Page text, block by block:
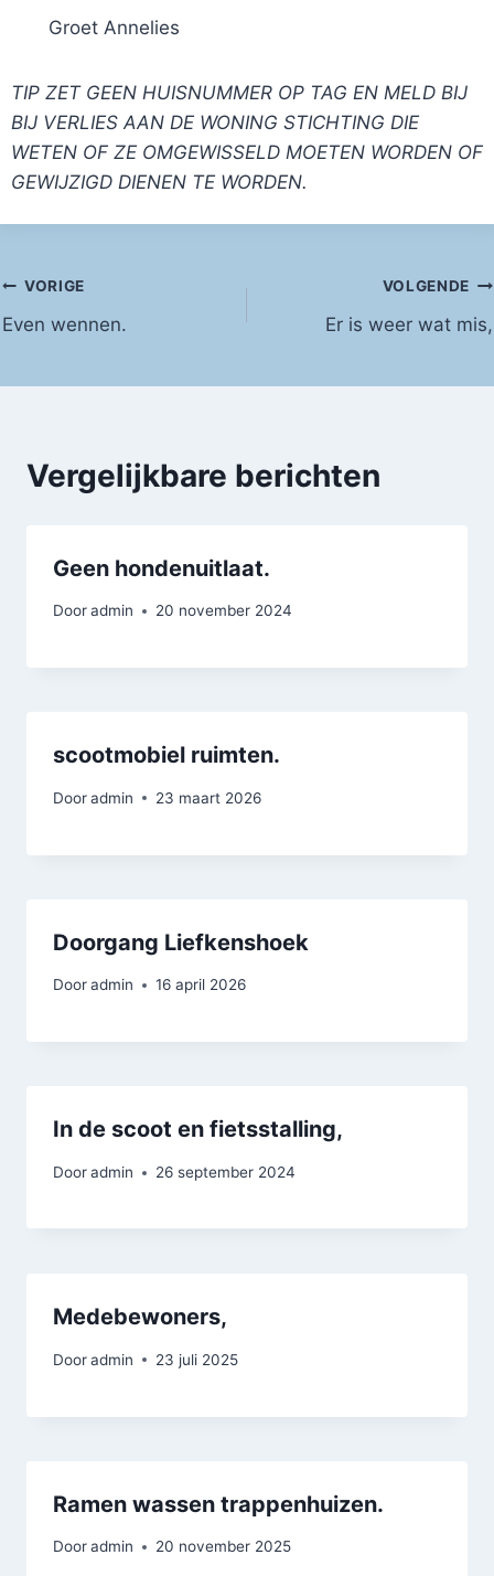
Groet Annelies
TIP ZET GEEN HUISNUMMER OP TAG EN MELD BIJ
BIJ VERLIES AAN DE WONING STICHTING DIE
WETEN OF ZE OMGEWISSELD MOETEN WORDEN OF
GEWIJZIGD DIENEN TE WORDEN.
Bericht
navigatie
VORIGE
Even wennen.
VOLGENDE
Er is weer wat mis,
Vergelijkbare berichten
Geen hondenuitlaat.
Dooradmin 20 november 2024
scootmobiel ruimten.
Dooradmin 23 maart 2026
Doorgang Liefkenshoek
Dooradmin 16 april 2026
In de scoot en fietsstalling,
Dooradmin 26 september 2024
Medebewoners,
Dooradmin 23 juli 2025
Ramen wassen trappenhuizen.
Dooradmin 20 november 2025